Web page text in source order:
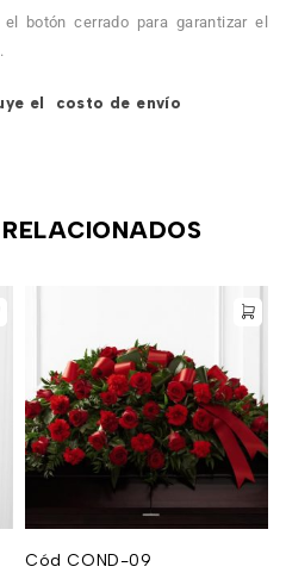
botón cerrado para garantizar el
el costo de envío
Cód COND-09